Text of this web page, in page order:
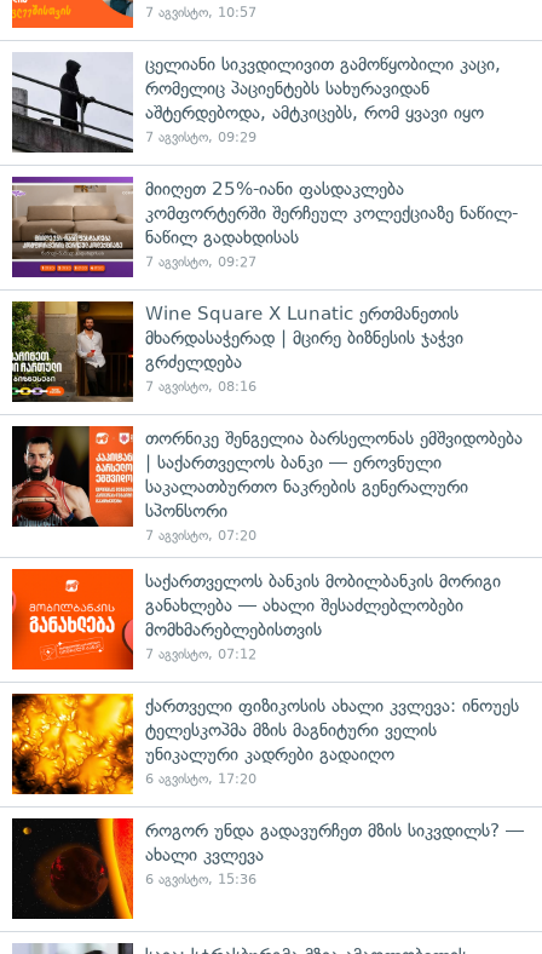
7 აგვისტო, 10:57
ცელიანი სიკვდილივით გამოწყობილი კაცი,
რომელიც პაციენტებს სახურავიდან
აშტერდებოდა, ამტკიცებს, რომ ყვავი იყო
7 აგვისტო, 09:29
მიიღეთ 25%-იანი ფასდაკლება
კომფორტერში შერჩეულ კოლექციაზე ნაწილ-
ნაწილ გადახდისას
7 აგვისტო, 09:27
Wine Square X Lunatic ერთმანეთის
მხარდასაჭერად | მცირე ბიზნესის ჯაჭვი
გრძელდება
7 აგვისტო, 08:16
თორნიკე შენგელია ბარსელონას ემშვიდობება
| საქართველოს ბანკი — ეროვნული
საკალათბურთო ნაკრების გენერალური
სპონსორი
7 აგვისტო, 07:20
საქართველოს ბანკის მობილბანკის მორიგი
განახლება — ახალი შესაძლებლობები
მომხმარებლებისთვის
7 აგვისტო, 07:12
ქართველი ფიზიკოსის ახალი კვლევა: ინოუეს
ტელესკოპმა მზის მაგნიტური ველის
უნიკალური კადრები გადაიღო
6 აგვისტო, 17:20
როგორ უნდა გადავურჩეთ მზის სიკვდილს? —
ახალი კვლევა
6 აგვისტო, 15:36